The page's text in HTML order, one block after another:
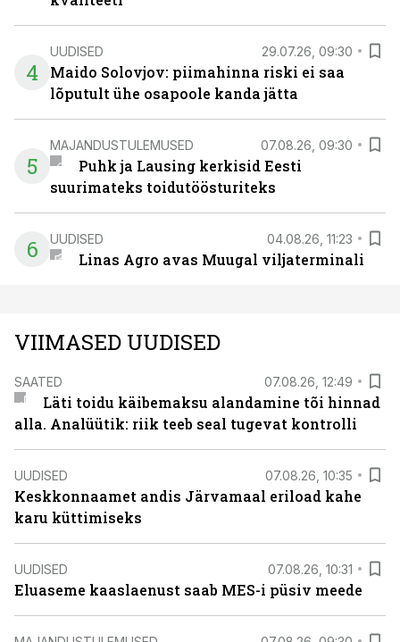
4
UUDISED 29.07.26, 09:30
Maido Solovjov: piimahinna riski ei saa
lõputult ühe osapoole kanda jätta
5
MAJANDUSTULEMUSED 07.08.26, 09:30
Puhk ja Lausing kerkisid Eesti
suurimateks toidutöösturiteks
6 UUDISED 04.08.26, 11:23
Linas Agro avas Muugal viljaterminali
VIIMASED UUDISED
SAATED 07.08.26, 12:49
Läti toidu käibemaksu alandamine tõi hinnad
alla. Analüütik: riik teeb seal tugevat kontrolli
UUDISED 07.08.26, 10:35
Keskkonnaamet andis Järvamaal eriload kahe
karu küttimiseks
UUDISED 07.08.26, 10:31
Eluaseme kaaslaenust saab MES-i püsiv meede